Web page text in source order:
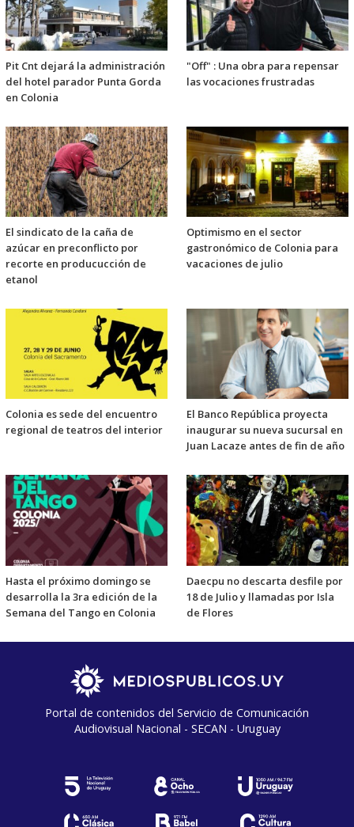
Pit Cnt dejará la administración
del hotel parador Punta Gorda
en Colonia
"Off" : Una obra para repensar
las vocaciones frustradas
El sindicato de la caña de
azúcar en preconflicto por
recorte en producucción de
etanol
Optimismo en el sector
gastronómico de Colonia para
vacaciones de julio
Colonia es sede del encuentro
regional de teatros del interior
El Banco República proyecta
inaugurar su nueva sucursal en
Juan Lacaze antes de fin de año
Hasta el próximo domingo se
desarrolla la 3ra edición de la
Semana del Tango en Colonia
Daecpu no descarta desfile por
18 de Julio y llamadas por Isla
de Flores
Portal de contenidos del Servicio de Comunicación
Audiovisual Nacional - SECAN - Uruguay